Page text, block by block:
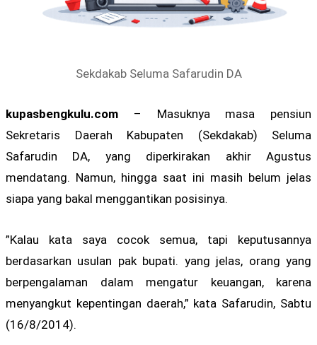
Sekdakab Seluma Safarudin DA
kupasbengkulu.com – Masuknya masa pensiun
Sekretaris Daerah Kabupaten (Sekdakab) Seluma
Safarudin DA, yang diperkirakan akhir Agustus
mendatang. Namun, hingga saat ini masih belum jelas
siapa yang bakal menggantikan posisinya.
”Kalau kata saya cocok semua, tapi keputusannya
berdasarkan usulan pak bupati. yang jelas, orang yang
berpengalaman dalam mengatur keuangan, karena
menyangkut kepentingan daerah,” kata Safarudin, Sabtu
(16/8/2014).